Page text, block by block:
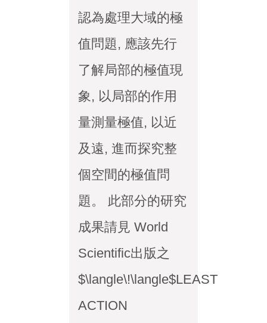
認為處理大域的極
值問題, 應該先行
了解局部的極值現
象, 以局部的作用
量測量極值, 以近
及遠, 進而探究整
個空間的極值問
題。 此部分的研究
成果請見 World
Scientific出版之
$\langle\!\langle$LEAST
ACTION